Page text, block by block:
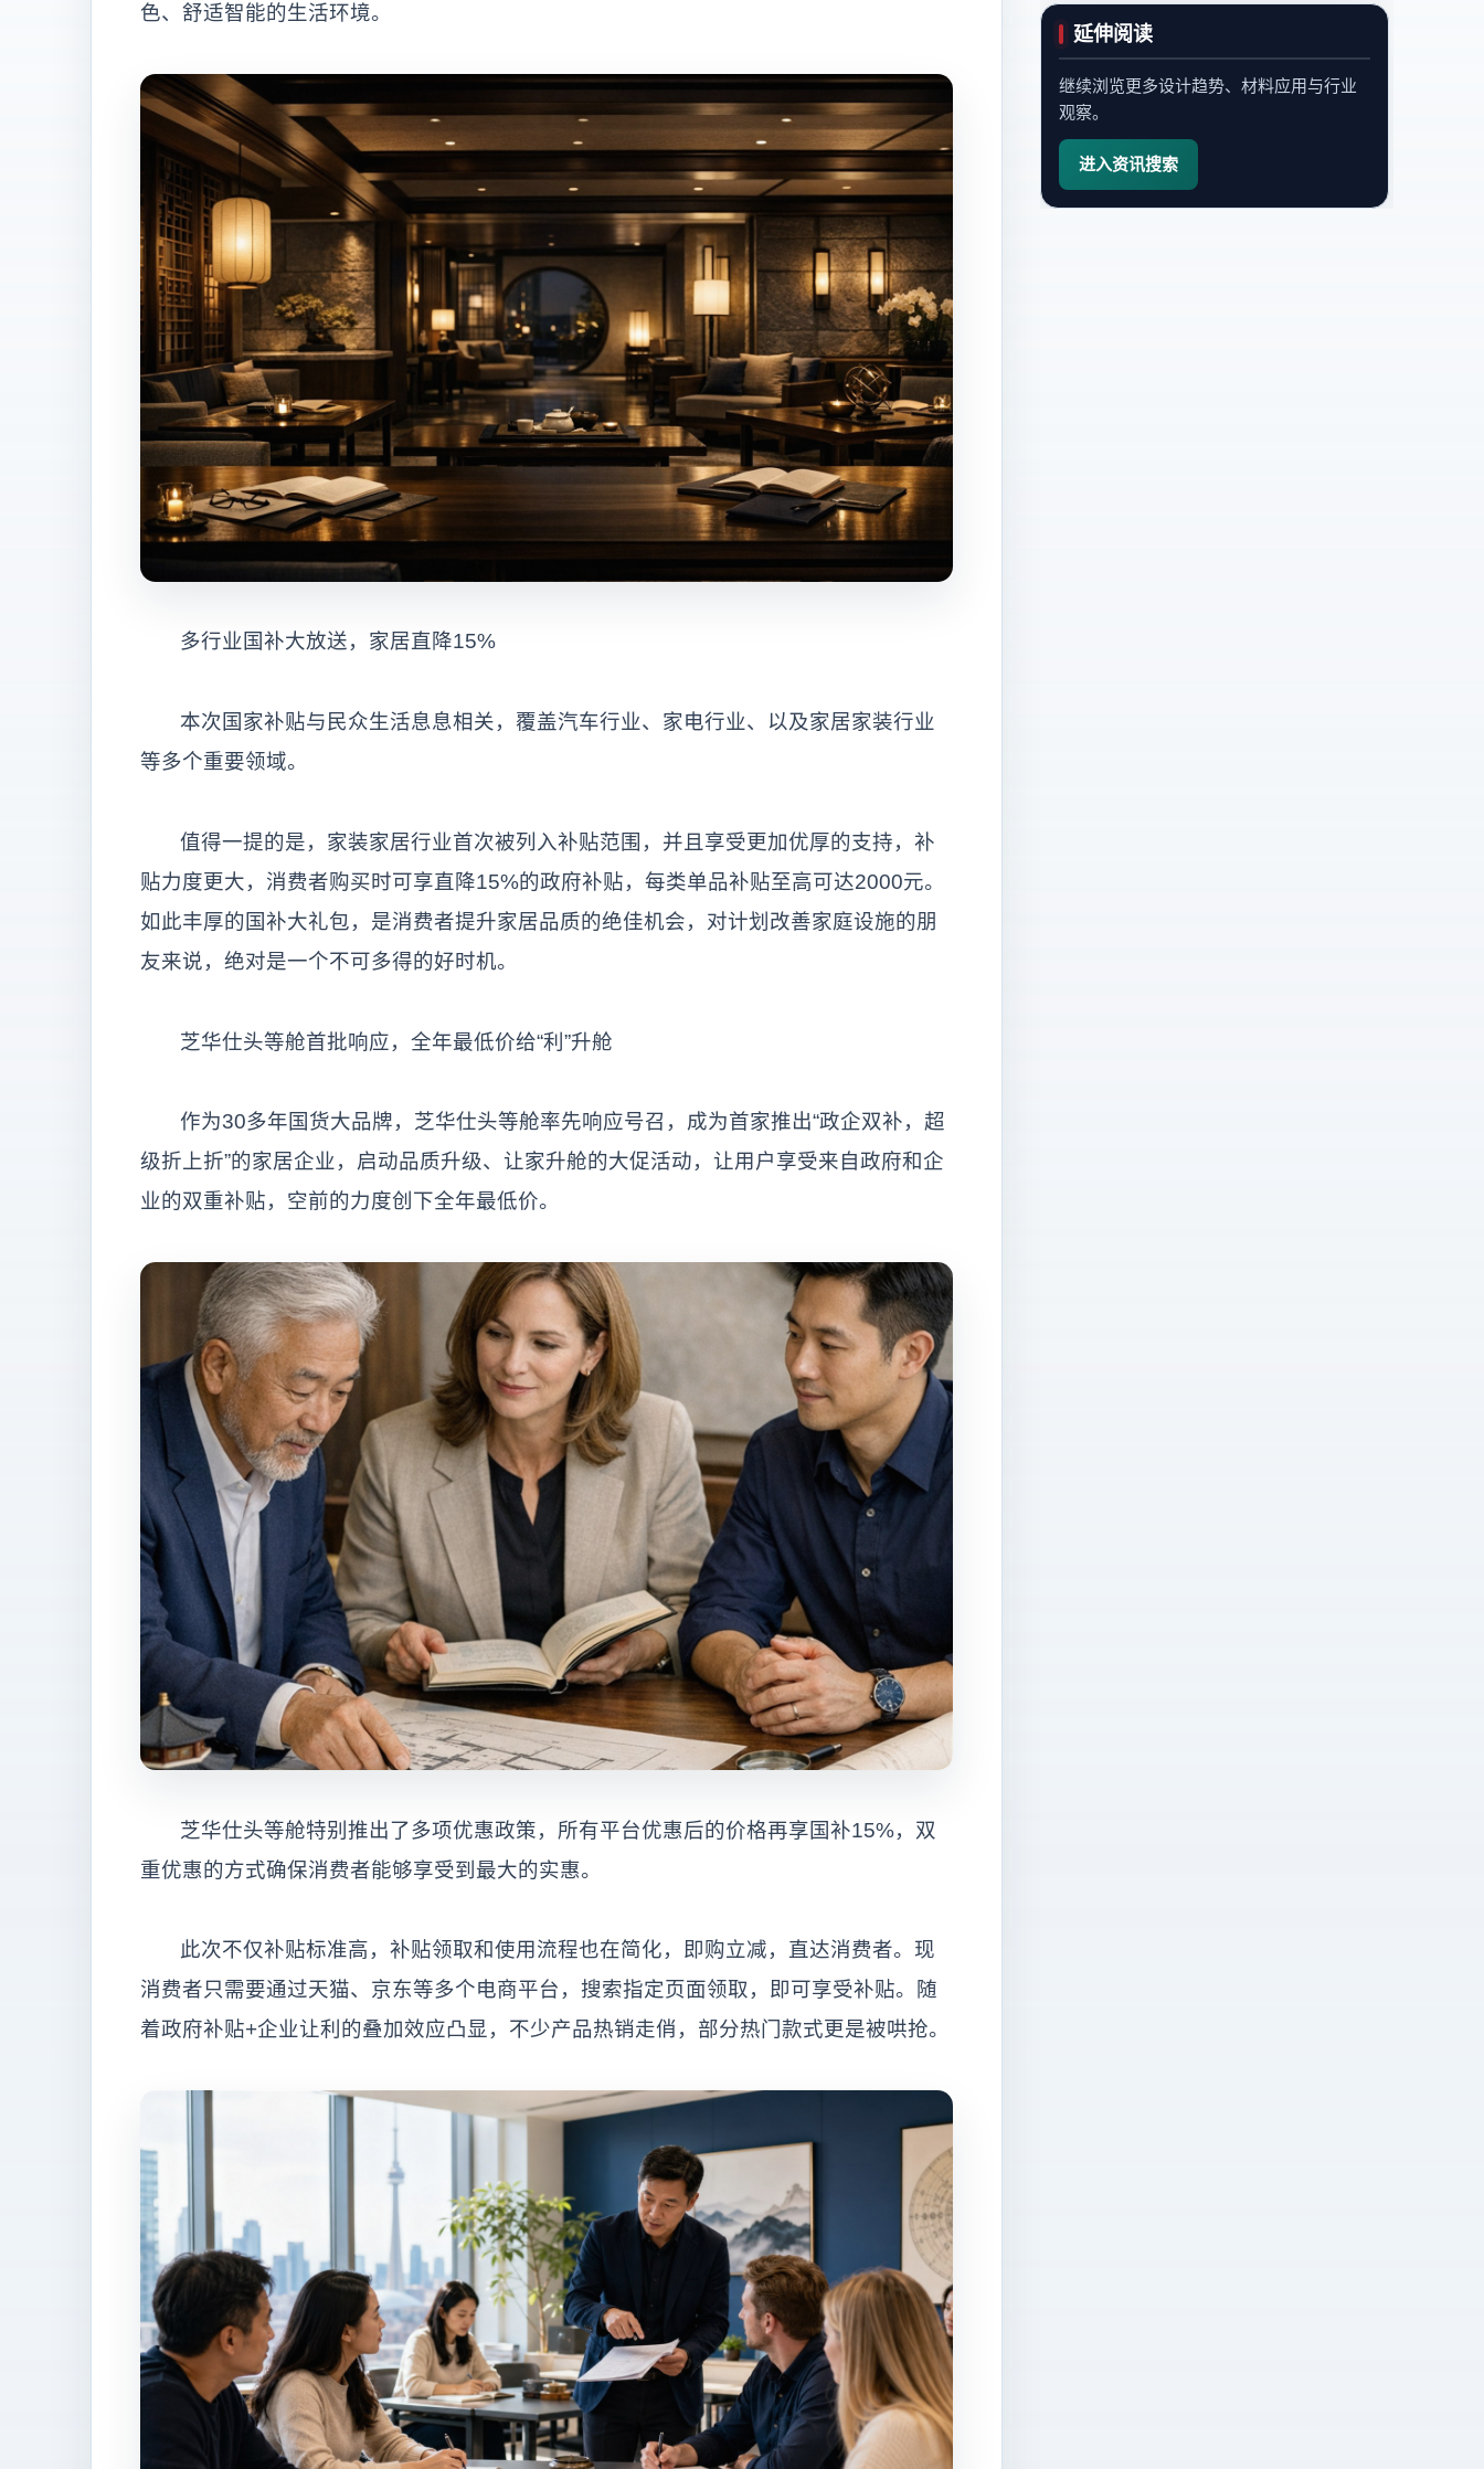
色、舒适智能的生活环境。
多行业国补大放送，家居直降15%
本次国家补贴与民众生活息息相关，覆盖汽车行业、家电行业、以及家居家装行业
等多个重要领域。
值得一提的是，家装家居行业首次被列入补贴范围，并且享受更加优厚的支持，补
贴力度更大，消费者购买时可享直降15%的政府补贴，每类单品补贴至高可达2000元。
如此丰厚的国补大礼包，是消费者提升家居品质的绝佳机会，对计划改善家庭设施的朋
友来说，绝对是一个不可多得的好时机。
芝华仕头等舱首批响应，全年最低价给“利”升舱
作为30多年国货大品牌，芝华仕头等舱率先响应号召，成为首家推出“政企双补，超
级折上折”的家居企业，启动品质升级、让家升舱的大促活动，让用户享受来自政府和企
业的双重补贴，空前的力度创下全年最低价。
芝华仕头等舱特别推出了多项优惠政策，所有平台优惠后的价格再享国补15%，双
重优惠的方式确保消费者能够享受到最大的实惠。
此次不仅补贴标准高，补贴领取和使用流程也在简化，即购立减，直达消费者。现
消费者只需要通过天猫、京东等多个电商平台，搜索指定页面领取，即可享受补贴。随
着政府补贴+企业让利的叠加效应凸显，不少产品热销走俏，部分热门款式更是被哄抢。
延伸阅读
继续浏览更多设计趋势、材料应用与行业
观察。
进入资讯搜索